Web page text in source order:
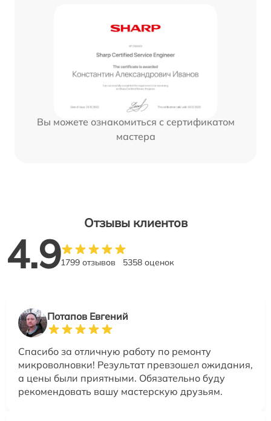
Вы можете ознакомиться с сертификатом
мастера
Отзывы клиентов
4.91799 отзывов 5358 оценок
Потапов Евгений
Спасибо за отличную работу по ремонту
микроволновки! Результат превзошел ожидания,
а цены были приятными. Обязательно буду
рекомендовать вашу мастерскую друзьям.